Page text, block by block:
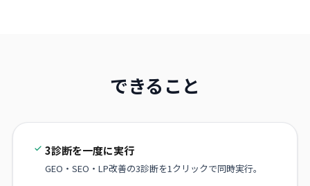
できること
3診断を一度に実行
GEO・SEO・LP改善の3診断を1クリックで同時実行。